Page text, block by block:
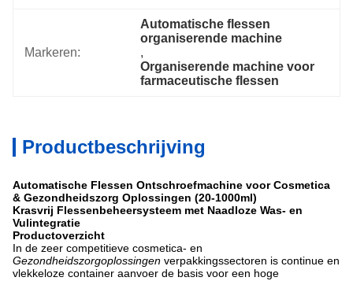
Markeren:
Automatische flessen
organiserende machine
,
Organiserende machine voor
farmaceutische flessen
Productbeschrijving
Automatische Flessen Ontschroefmachine voor Cosmetica
& Gezondheidszorg Oplossingen (20-1000ml)
Krasvrij Flessenbeheersysteem met Naadloze Was- en
Vulintegratie
Productoverzicht
In de zeer competitieve cosmetica- en
Gezondheidszorgoplossingen verpakkingssectoren is continue en
vlekkeloze container aanvoer de basis voor een hoge